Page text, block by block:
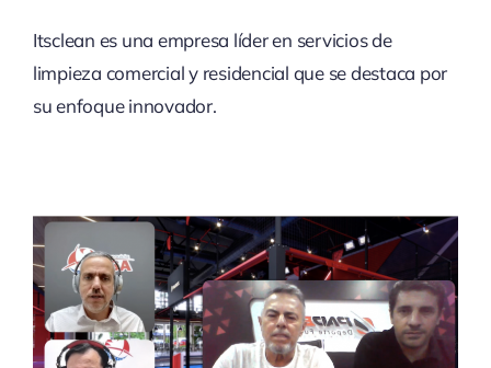
Itsclean es una empresa líder en servicios de
limpieza comercial y residencial que se destaca por
su enfoque innovador.